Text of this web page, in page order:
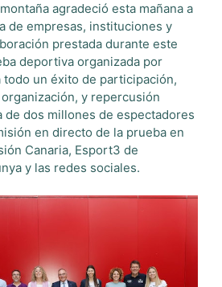
agradeció esta mañana a
de empresas, instituciones y
prestada durante este
deportiva organizada por
un éxito de participación,
y repercusión
de dos millones de espectadores
en directo de la prueba en
Canaria, Esport3 de
y las redes sociales.